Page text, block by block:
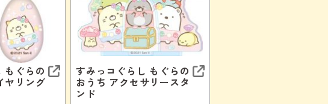
もぐらの
ヤリング
すみっコぐらし もぐらの
おうち アクセサリースタ
ンド